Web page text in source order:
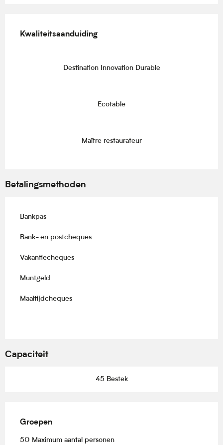
Kwaliteitsaanduiding
Kwaliteitsaanduiding
Destination Innovation Durable
Ecotable
Maître restaurateur
Betalingsmethoden
Bankpas
Bank- en postcheques
Vakantiecheques
Muntgeld
Maaltijdcheques
Capaciteit
45 Bestek
Groepen
Groepen
50 Maximum aantal personen